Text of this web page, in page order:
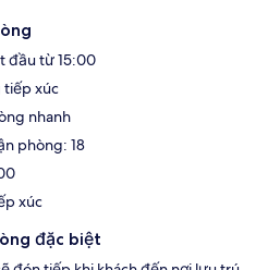
đầu từ 15:00
tiếp xúc
nhanh
phòng: 18
xúc
đặc biệt